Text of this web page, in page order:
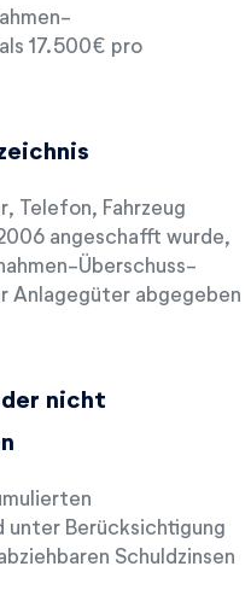
17.500€ pro
Telefon, Fahrzeug
angeschafft wurde,
Überschuss-
Anlagegüter abgegeben
der nicht
Berücksichtigung
Schuldzinsen